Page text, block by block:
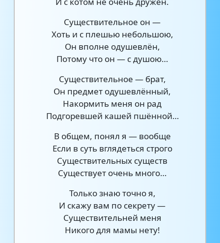
Существительное он —
Хоть и с плешью небольшою,
Он вполне одушевлён,
Потому что он — с душою…
Существительное — брат,
Он предмет одушевлённый,
Накормить меня он рад
Подгоревшей кашей пшённой…
В общем, понял я — вообще
Если в суть вглядеться строго
Существительных существ
Существует очень много…
Только знаю точно я,
И скажу вам по секрету —
Существительней меня
Никого для мамы нету!